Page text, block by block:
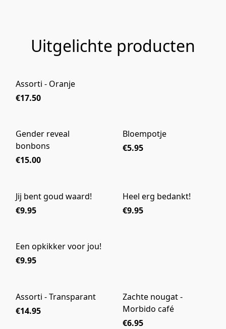
Uitgelichte producten
Assorti - Oranje
€17.50
Gender reveal
bonbons
€15.00
Bloempotje
€5.95
Jij bent goud waard!
€9.95
Heel erg bedankt!
€9.95
Een opkikker voor jou!
€9.95
Zachte nougat -
Morbido café
€6.95
Assorti - Transparant
€14.95